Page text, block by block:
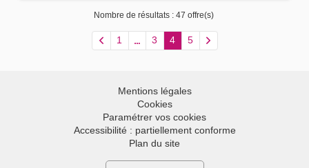
Nombre de résultats : 47 offre(s)
1 3 4 5
Mentions légales
Cookies
Paramétrer vos cookies
Accessibilité : partiellement conforme
Plan du site